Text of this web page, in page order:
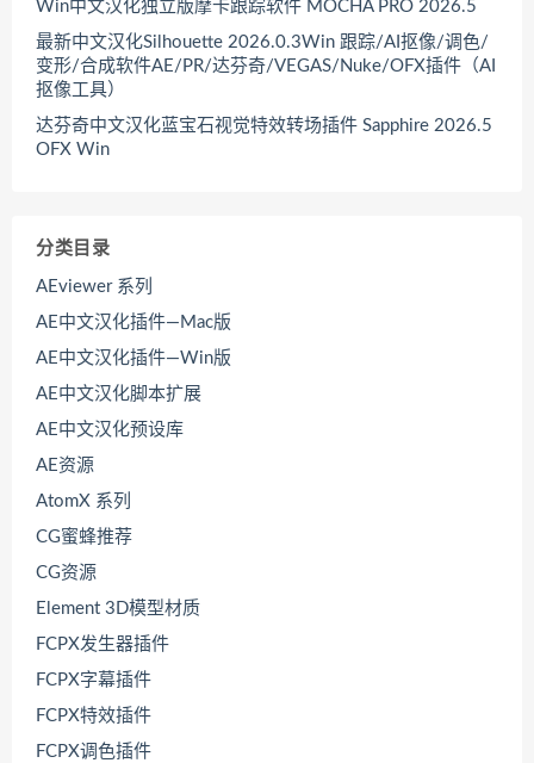
Win中文汉化独立版摩卡跟踪软件 MOCHA PRO 2026.5
最新中文汉化Silhouette 2026.0.3Win 跟踪/AI抠像/调色/
变形/合成软件AE/PR/达芬奇/VEGAS/Nuke/OFX插件（AI
抠像工具）
达芬奇中文汉化蓝宝石视觉特效转场插件 Sapphire 2026.5
OFX Win
分类目录
AEviewer 系列
AE中文汉化插件—Mac版
AE中文汉化插件—Win版
AE中文汉化脚本扩展
AE中文汉化预设库
AE资源
AtomX 系列
CG蜜蜂推荐
CG资源
Element 3D模型材质
FCPX发生器插件
FCPX字幕插件
FCPX特效插件
FCPX调色插件